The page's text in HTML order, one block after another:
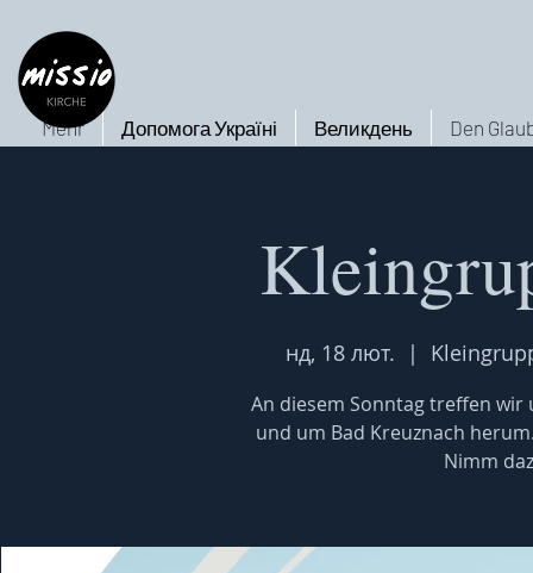
Den
Великдень
Допомога Україні
Mehr
нд, 18 лют.
  |
An diesem Sonntag treffen
und um Bad Kreuznach
Nimm